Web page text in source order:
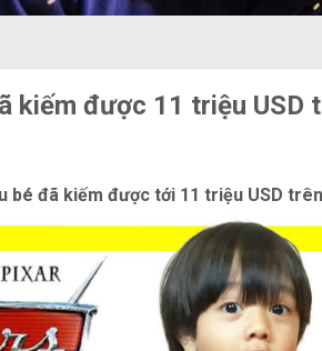
kiếm được 11 triệu USD
bé đã kiếm được tới 11 triệu USD